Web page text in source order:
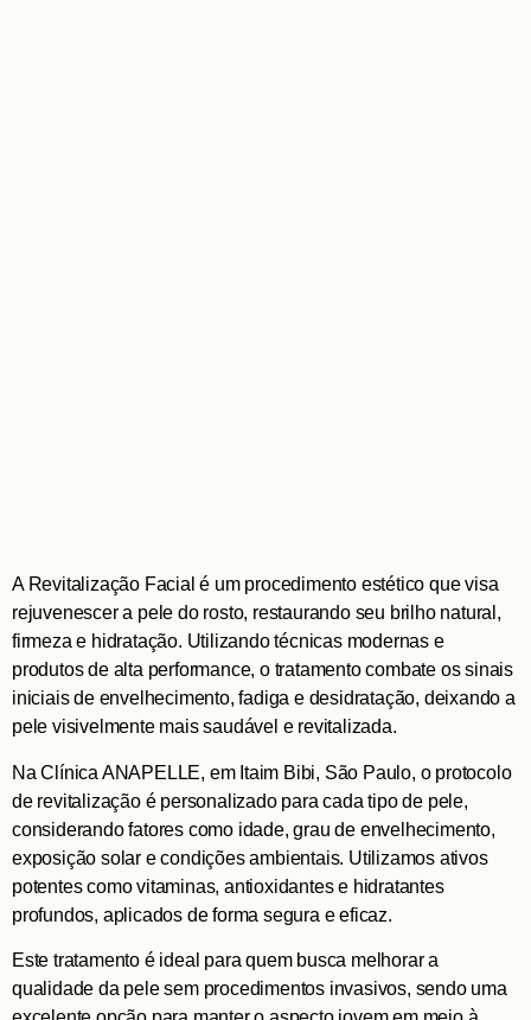
A Revitalização Facial é um procedimento estético que visa
rejuvenescer a pele do rosto, restaurando seu brilho natural,
firmeza e hidratação. Utilizando técnicas modernas e
produtos de alta performance, o tratamento combate os sinais
iniciais de envelhecimento, fadiga e desidratação, deixando a
pele visivelmente mais saudável e revitalizada.
Na Clínica ANAPELLE, em Itaim Bibi, São Paulo, o protocolo
de revitalização é personalizado para cada tipo de pele,
considerando fatores como idade, grau de envelhecimento,
exposição solar e condições ambientais. Utilizamos ativos
potentes como vitaminas, antioxidantes e hidratantes
profundos, aplicados de forma segura e eficaz.
Este tratamento é ideal para quem busca melhorar a
qualidade da pele sem procedimentos invasivos, sendo uma